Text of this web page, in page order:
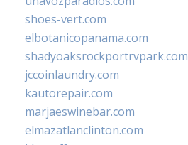
shoes-vert.com
elbotanicopanama.com
shadyoaksrockportrvpark.com
jccoinlaundry.com
kautorepair.com
marjaeswinebar.com
elmazatlanclinton.com